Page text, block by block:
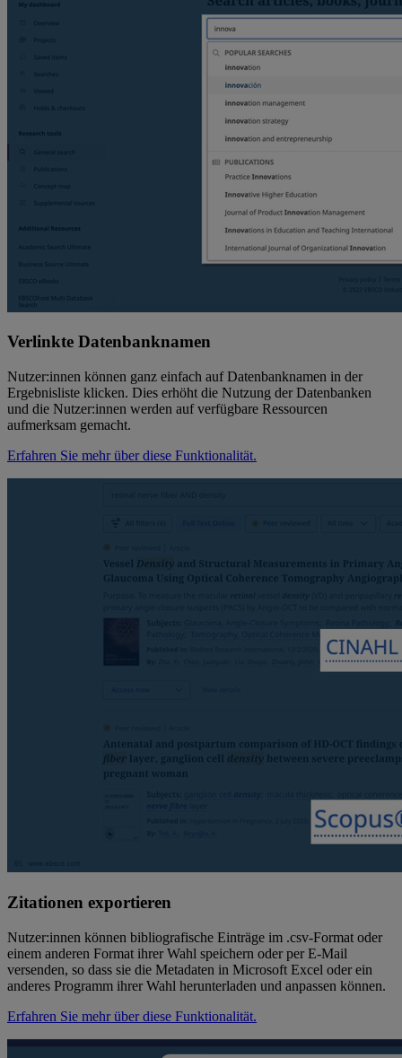
Verlinkte Datenbanknamen
Nutzer:innen können ganz einfach auf Datenbanknamen in der
Ergebnisliste klicken. Dies erhöht die Nutzung der Datenbanken
und die Nutzer:innen werden auf verfügbare Ressourcen
aufmerksam gemacht.
Erfahren Sie mehr über diese Funktionalität.
Zitationen exportieren
Nutzer:innen können bibliografische Einträge im .csv-Format oder
einem anderen Format ihrer Wahl speichern oder per E-Mail
versenden, so dass sie die Metadaten in Microsoft Excel oder ein
anderes Programm ihrer Wahl herunterladen und anpassen können.
Erfahren Sie mehr über diese Funktionalität.